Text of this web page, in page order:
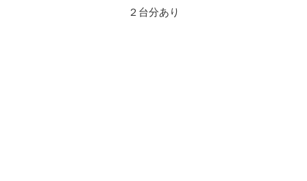
２台分あり